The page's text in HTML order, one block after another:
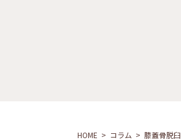
HOME コラム 膝蓋骨脱臼